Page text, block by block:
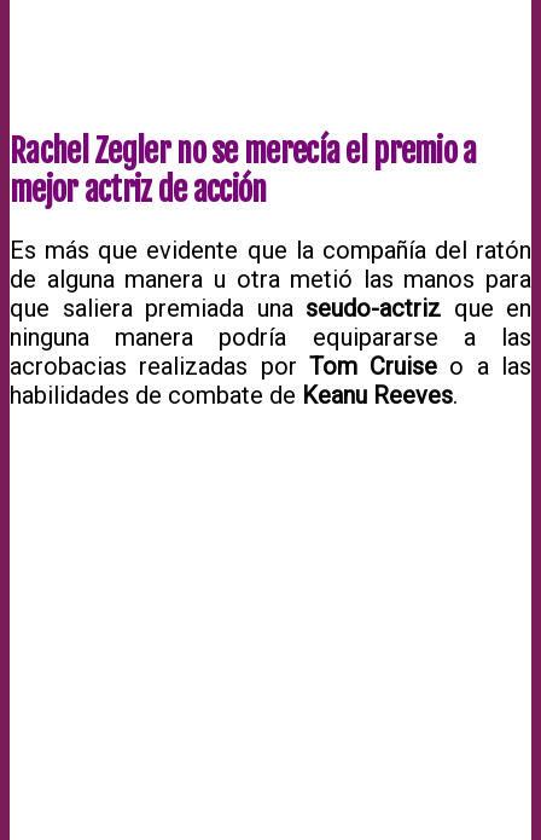
Rachel Zegler no se merecía el premio a
mejor actriz de acción
Es más que evidente que la compañía del ratón
de alguna manera u otra metió las manos para
que saliera premiada una seudo-actriz que en
ninguna manera podría equipararse a las
acrobacias realizadas por Tom Cruise o a las
habilidades de combate de Keanu Reeves.